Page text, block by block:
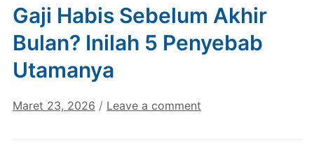
Gaji Habis Sebelum Akhir
Bulan? Inilah 5 Penyebab
Utamanya
Maret 23, 2026 / Leave a comment